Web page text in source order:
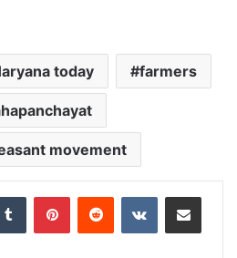
today farmers
movement
Tumblr PinterestReddit VKontakteShare via Email